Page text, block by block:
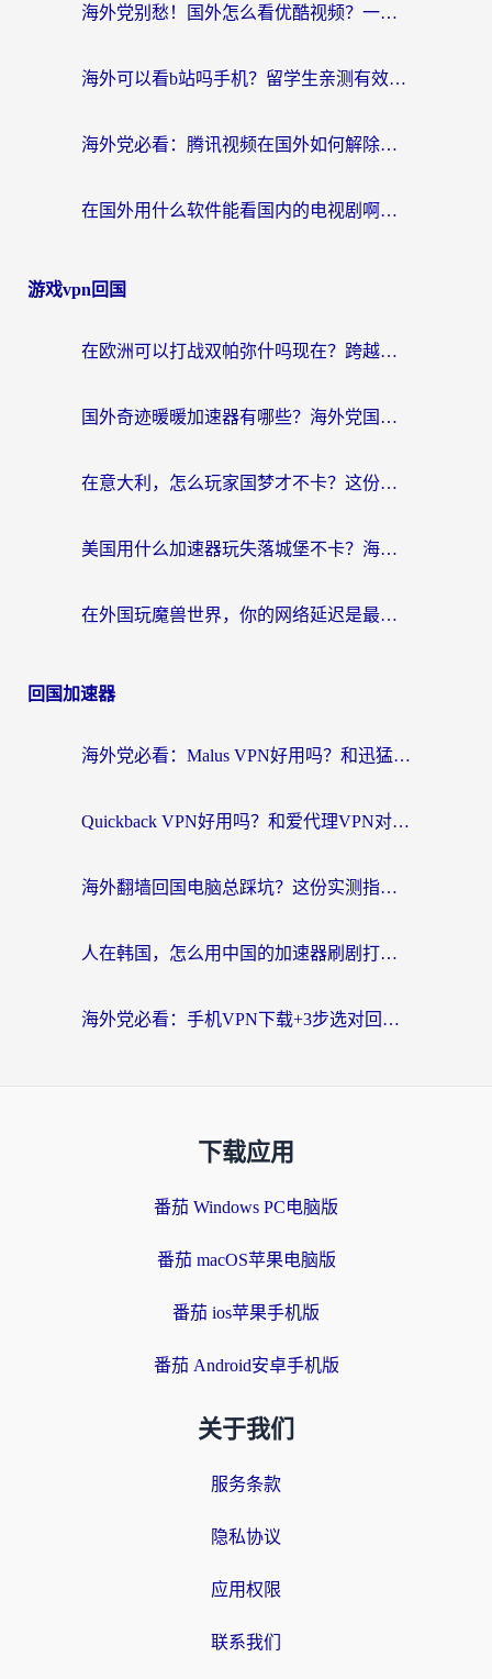
海外党别愁！国外怎么看优酷视频？一招解决追剧、看直播难题
海外可以看b站吗手机？留学生亲测有效的回国加速指南
海外党必看：腾讯视频在国外如何解除地域限制？附优酷咪咕使用指南
在国外用什么软件能看国内的电视剧啊？留学生亲测有效的回国加速方案
游戏vpn回国
在欧洲可以打战双帕弥什吗现在？跨越延迟墙的实战指南
国外奇迹暖暖加速器有哪些？海外党国服游戏畅玩终极指南（附亲测推荐）
在意大利，怎么玩家国梦才不卡？这份终极加速指南请收好
美国用什么加速器玩失落城堡不卡？海外党亲测有效的国服游戏加速指南
在外国玩魔兽世界，你的网络延迟是最大的敌人
回国加速器
海外党必看：Malus VPN好用吗？和迅猛兔VPN对比哪个回国效果更好？附真实体验与避坑指南
Quickback VPN好用吗？和爱代理VPN对比哪个回国效果更好？
海外翻墙回国电脑总踩坑？这份实测指南帮你选对加速器（附ChickCNinitapMalus对比）
人在韩国，怎么用中国的加速器刷剧打游戏？这份真实体验指南给你答案
海外党必看：手机VPN下载+3步选对回国加速器，无缝刷国内资源不再愁
下载应用
番茄 Windows PC电脑版
番茄 macOS苹果电脑版
番茄 ios苹果手机版
番茄 Android安卓手机版
关于我们
服务条款
隐私协议
应用权限
联系我们